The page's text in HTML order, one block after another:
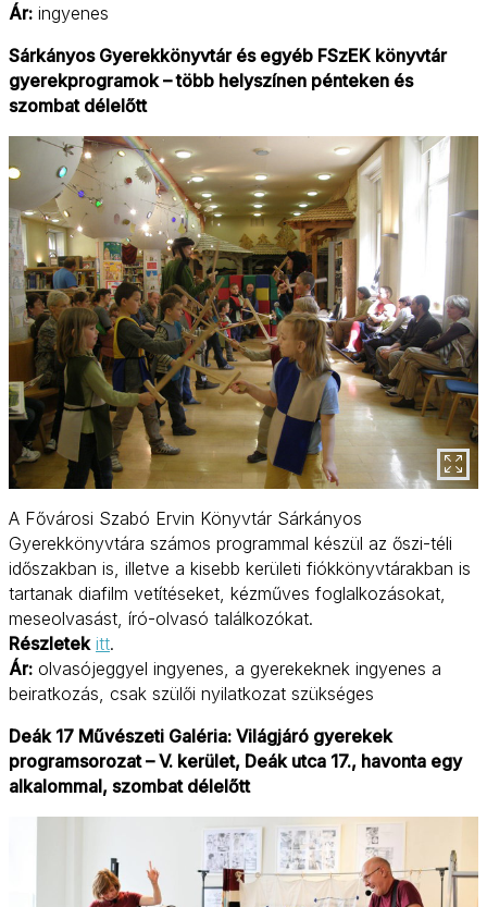
Ár: ingyenes
Sárkányos Gyerekkönyvtár és egyéb FSzEK könyvtár
gyerekprogramok – több helyszínen pénteken és
szombat délelőtt
A Fővárosi Szabó Ervin Könyvtár Sárkányos
Gyerekkönyvtára számos programmal készül az őszi-téli
időszakban is, illetve a kisebb kerületi fiókkönyvtárakban is
tartanak diafilm vetítéseket, kézműves foglalkozásokat,
meseolvasást, író-olvasó találkozókat.
Részletek itt.
Ár: olvasójeggyel ingyenes, a gyerekeknek ingyenes a
beiratkozás, csak szülői nyilatkozat szükséges
Deák 17 Művészeti Galéria: Világjáró gyerekek
programsorozat – V. kerület, Deák utca 17., havonta egy
alkalommal, szombat délelőtt